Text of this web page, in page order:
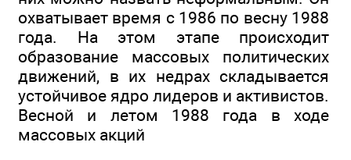
охватывает время с 1986 по весну 1988
года. На этом этапе происходит
образование массовых политических
движений, в их недрах складывается
устойчивое ядро лидеров и активистов.
Весной и летом 1988 года в ходе
массовых акций